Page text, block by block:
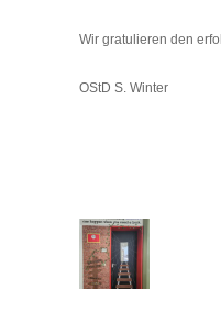
Wir gratulieren den
OStD S. Winter